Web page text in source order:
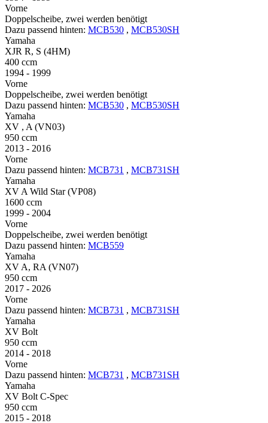
Vorne
Doppelscheibe, zwei werden benötigt
Dazu passend hinten: MCB530 , MCB530SH
Yamaha
XJR R, S (4HM)
400 ccm
1994 - 1999
Vorne
Doppelscheibe, zwei werden benötigt
Dazu passend hinten: MCB530 , MCB530SH
Yamaha
XV , A (VN03)
950 ccm
2013 - 2016
Vorne
Dazu passend hinten: MCB731 , MCB731SH
Yamaha
XV A Wild Star (VP08)
1600 ccm
1999 - 2004
Vorne
Doppelscheibe, zwei werden benötigt
Dazu passend hinten: MCB559
Yamaha
XV A, RA (VN07)
950 ccm
2017 - 2026
Vorne
Dazu passend hinten: MCB731 , MCB731SH
Yamaha
XV Bolt
950 ccm
2014 - 2018
Vorne
Dazu passend hinten: MCB731 , MCB731SH
Yamaha
XV Bolt C-Spec
950 ccm
2015 - 2018